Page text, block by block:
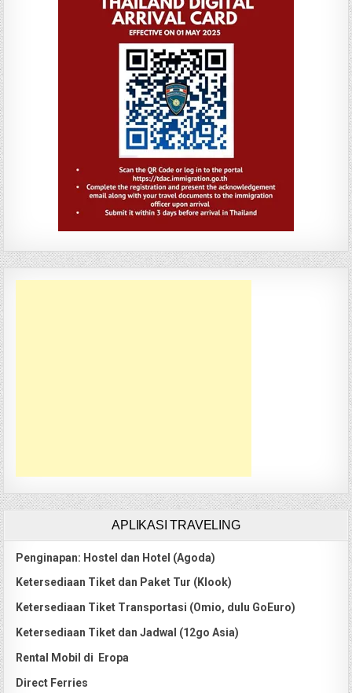
APLIKASI TRAVELING
Penginapan: Hostel dan Hotel (Agoda)
Ketersediaan Tiket dan Paket Tur (Klook)
Ketersediaan Tiket Transportasi (Omio, dulu GoEuro)
Ketersediaan Tiket dan Jadwal (12go Asia)
Rental Mobil di Eropa
Direct Ferries